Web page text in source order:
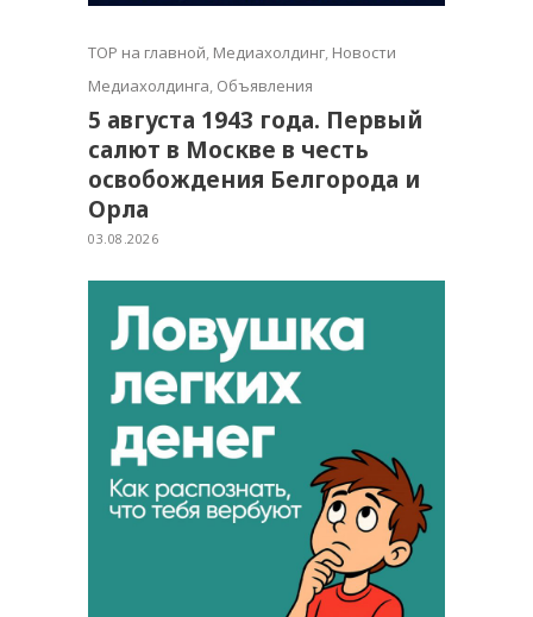
TOP на главной, Медиахолдинг, Новости
Медиахолдинга, Объявления
5 августа 1943 года. Первый
салют в Москве в честь
освобождения Белгорода и
Орла
03.08.2026